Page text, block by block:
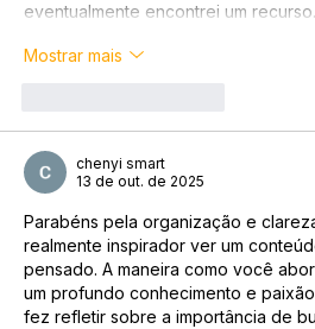
eventualmente encontrei um
Mostrar mais
chenyi smart
13 de out. de 2025
Parabéns pela organização e
realmente inspirador ver um
pensado. A maneira como você
um profundo conhecimento e
fez refletir sobre a importância de